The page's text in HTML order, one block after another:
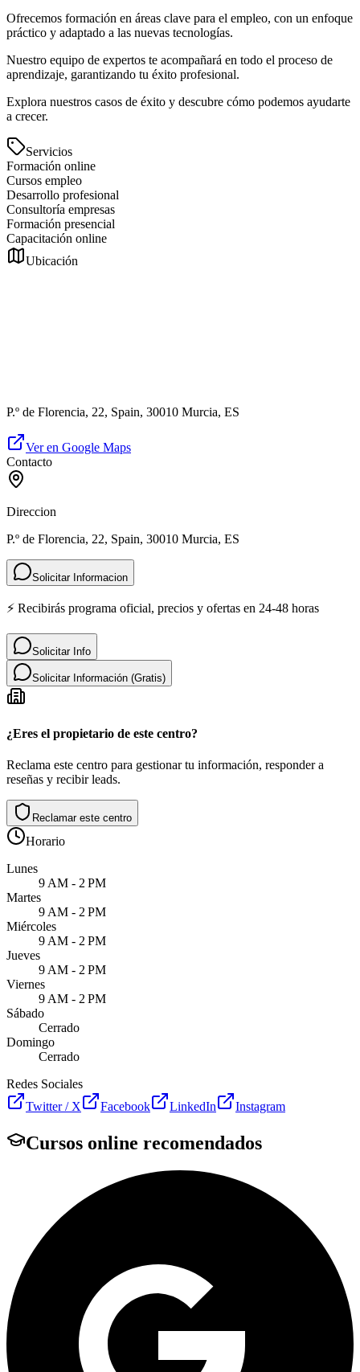
Ofrecemos formación en áreas clave para el empleo, con un enfoque
práctico y adaptado a las nuevas tecnologías.
Nuestro equipo de expertos te acompañará en todo el proceso de
aprendizaje, garantizando tu éxito profesional.
Explora nuestros casos de éxito y descubre cómo podemos ayudarte
a crecer.
Servicios
Formación online
Cursos empleo
Desarrollo profesional
Consultoría empresas
Formación presencial
Capacitación online
Ubicación
P.º de Florencia, 22, Spain, 30010 Murcia, ES
Ver en Google Maps
Contacto
Direccion
P.º de Florencia, 22, Spain, 30010 Murcia, ES
Solicitar Informacion
⚡ Recibirás programa oficial, precios y ofertas en 24-48 horas
Solicitar Info
Solicitar Información (Gratis)
¿Eres el propietario de este centro?
Reclama este centro para gestionar tu información, responder a
reseñas y recibir leads.
Reclamar este centro
Horario
Lunes
9 AM - 2 PM
Martes
9 AM - 2 PM
Miércoles
9 AM - 2 PM
Jueves
9 AM - 2 PM
Viernes
9 AM - 2 PM
Sábado
Cerrado
Domingo
Cerrado
Redes Sociales
Twitter / X
Facebook LinkedIn Instagram
Cursos online recomendados